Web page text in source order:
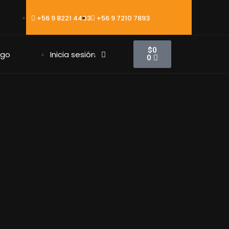
+56 9 8221 4403 +56 9 7210 7893
Inicia sesión $0
0